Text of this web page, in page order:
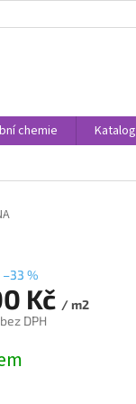
chemie Katalog
–33 %
Kč / m2
DPH